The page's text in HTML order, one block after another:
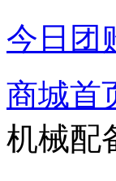
今日团
商城首
机械配